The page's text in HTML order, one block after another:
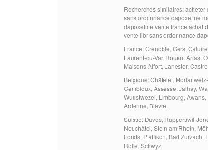
Recherches similaires:
sans ordonnance dapoxetine
dapoxetine vente france achat
vente libr sans ordonnance
France: Grenoble, Gers,
Laurent-du-Var, Rouen, Arras,
Maisons-Alfort, Lanester,
Belgique: Châtelet,
Gembloux, Assesse, Jalhay,
Wuustwezel, Limbourg,
Ardenne, Bièvre.
Suisse: Davos, Rapperswil-
Neuchâtel, Stein am Rhein,
Fonds, Pfäffikon, Bad Zurzach,
Rolle, Schwyz.